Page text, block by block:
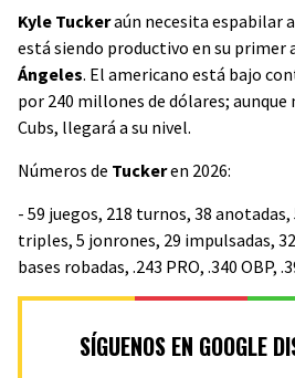
Kyle Tuckeraún necesita espabilar
está siendo productivo en su primer
Ángeles. El americano está bajo
por 240 millones de dólares; aunque
Cubs, llegará a su nivel.
Números de Tuckeren 2026:
- 59 juegos, 218 turnos, 38
triples, 5 jonrones, 29 impulsadas,
bases robadas, .243 PRO, .340 OBP,
SÍGUENOS EN GOOGLE